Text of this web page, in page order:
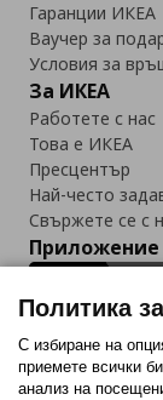
Гаранции ИКЕА
Ваучер за
Условия за
За ИКЕА
Работете с нас
Това е ИКЕА
Пресцентър
Най-често
Свържете се с
Приложение
Политика
С избиране на
приемете всички
анализ на